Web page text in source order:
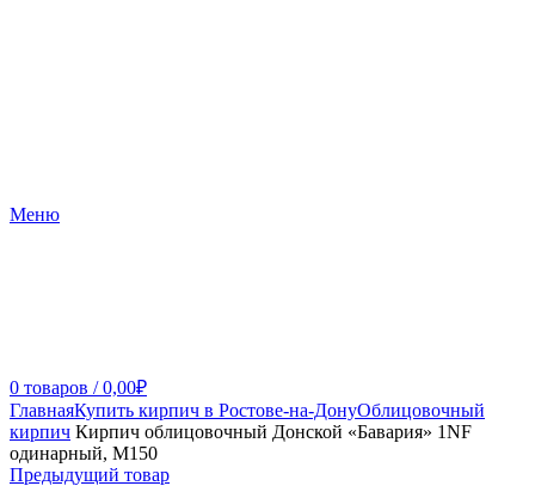
Меню
0 товаров / 0,00₽
ГлавнаяКупить кирпич в Ростове-на-ДонуОблицовочный
кирпич Кирпич облицовочный Донской «Бавария» 1NF
одинарный, М150
Предыдущий товар